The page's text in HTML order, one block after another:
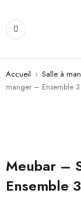
Accueil › Salle à
manger – Ensemble
Meubar –
Ensemble